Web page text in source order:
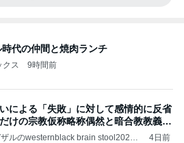
代の仲間と焼肉ランチ
ス 9時間前
による「失敗」に対して感情的に反省
けの宗教仮称略称偶然と暗合教教義候
ルのwesternblack brain stool2024
4日前